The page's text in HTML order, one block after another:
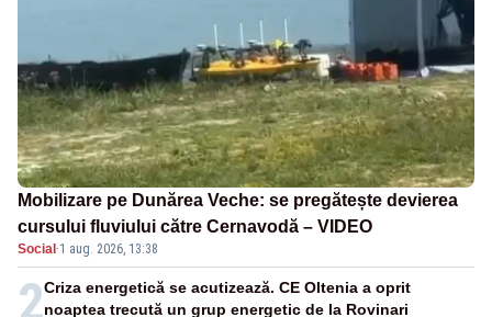
Mobilizare pe Dunărea Veche: se pregătește devierea
cursului fluviului către Cernavodă – VIDEO
Social ·1 aug. 2026, 13:38
2Criza energetică se acutizează. CE Oltenia a oprit
noaptea trecută un grup energetic de la Rovinari